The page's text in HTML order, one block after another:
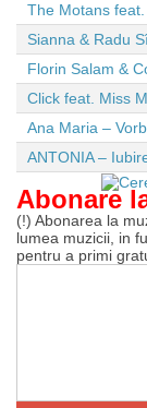
The Motans
Sianna & Radu
Florin Salam &
Click feat. Miss
Ana Maria –
ANTONIA –
Abonare
(!) Abonarea la
lumea muzicii, in
pentru a primi